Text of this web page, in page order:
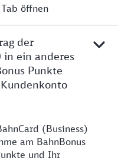
öffnen
der
in ein anderes
Punkte
(Business)
am BahnBonus
und Ihr